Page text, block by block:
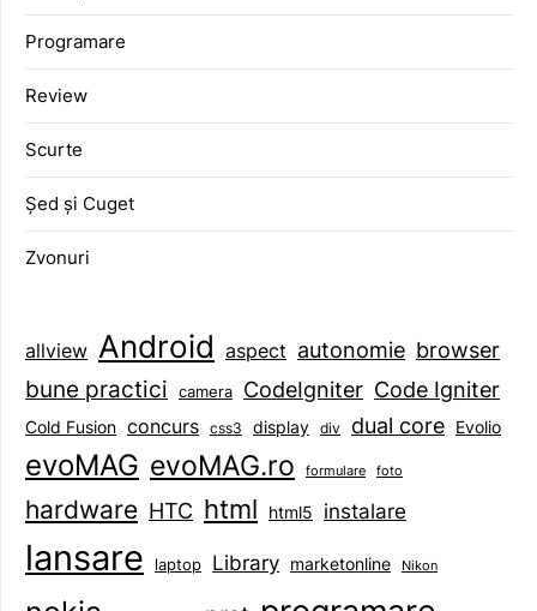
Programare
Review
Scurte
Șed și Cuget
Zvonuri
allview Android aspect autonomie browser
bune practici camera CodeIgniter Code Igniter
Cold Fusion concurs css3 display div dual core Evolio
evoMAG evoMAG.ro formulare foto
hardware HTC html html5 instalare
lansare laptop Library marketonline Nikon